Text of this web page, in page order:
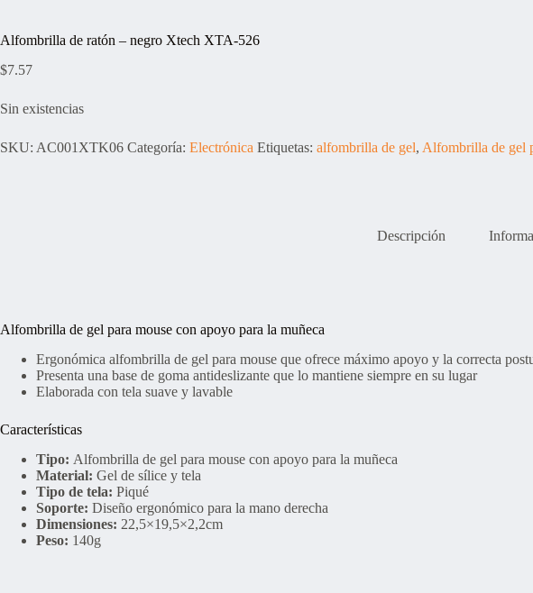
Alfombrilla de ratón – negro Xtech XTA-526
$7.57
Sin existencias
SKU: AC001XTK06 Categoría: Electrónica Etiquetas: alfombrilla de gel, Alfombrilla de gel
Descripción
Alfombrilla de gel para mouse con apoyo para la muñeca
Ergonómica alfombrilla de gel para mouse que ofrece máximo apoyo y la correcta
Presenta una base de goma antideslizante que lo mantiene siempre en su lugar
Elaborada con tela suave y lavable
Características
Tipo: Alfombrilla de gel para mouse con apoyo para la muñeca
Material: Gel de sílice y tela
Tipo de tela: Piqué
Soporte: Diseño ergonómico para la mano derecha
Dimensiones: 22,5×19,5×2,2cm
Peso: 140g